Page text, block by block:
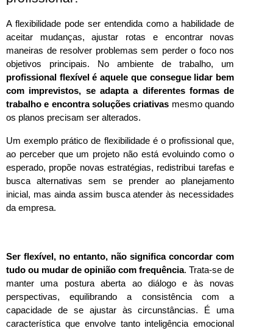
A flexibilidade pode ser entendida como a habilidade de
aceitar mudanças, ajustar rotas e encontrar novas
maneiras de resolver problemas sem perder o foco nos
profissional flexível é aquele que consegue lidar bem
com imprevistos, se adapta a diferentes formas de
trabalho e encontra soluções criativas mesmo quando
os planos precisam ser alterados.
Um exemplo prático de flexibilidade é o profissional que,
ao perceber que um projeto não está evoluindo como o
esperado, propõe novas estratégias, redistribui tarefas e
busca alternativas sem se prender ao planejamento
inicial, mas ainda assim busca atender às necessidades
da empresa.
Ser flexível, no entanto, não significa concordar com
tudo ou mudar de opinião com frequência. Trata-se de
manter uma postura aberta ao diálogo e às novas
perspectivas, equilibrando a consistência com a
capacidade de se ajustar às circunstâncias. É uma
característica que envolve tanto inteligência emocional